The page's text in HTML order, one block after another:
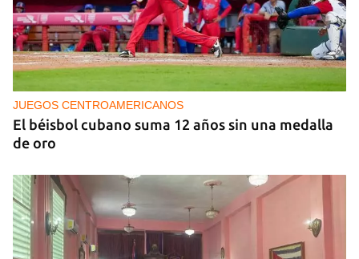
NICARAGUA
EE UU propone a la OEA convocar a los
cancilleres para "tomar medidas" contra las
decisiones de Ortega
JUEGOS CENTROAMERICANOS
El béisbol cubano suma 12 años sin una medalla
de oro